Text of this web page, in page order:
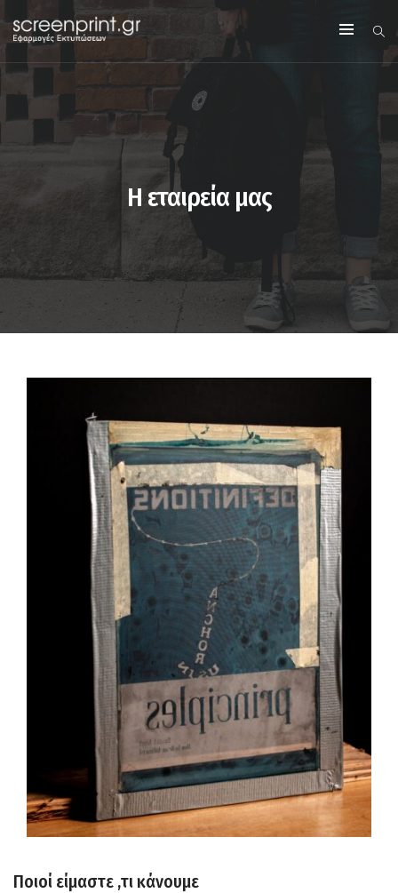
Η εταιρεία μας
Ποιοί είμαστε ,τι κάνουμε